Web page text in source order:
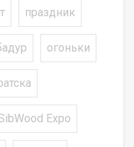
праздник
огоньки
Expo